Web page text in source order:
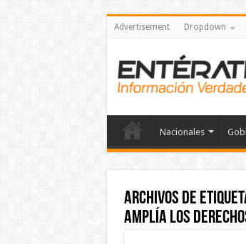
Advertisement Dropdown
Nacionales
Archivos de
amplía los